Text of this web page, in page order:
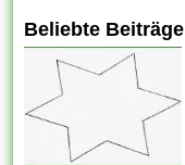
Beliebte Beiträge